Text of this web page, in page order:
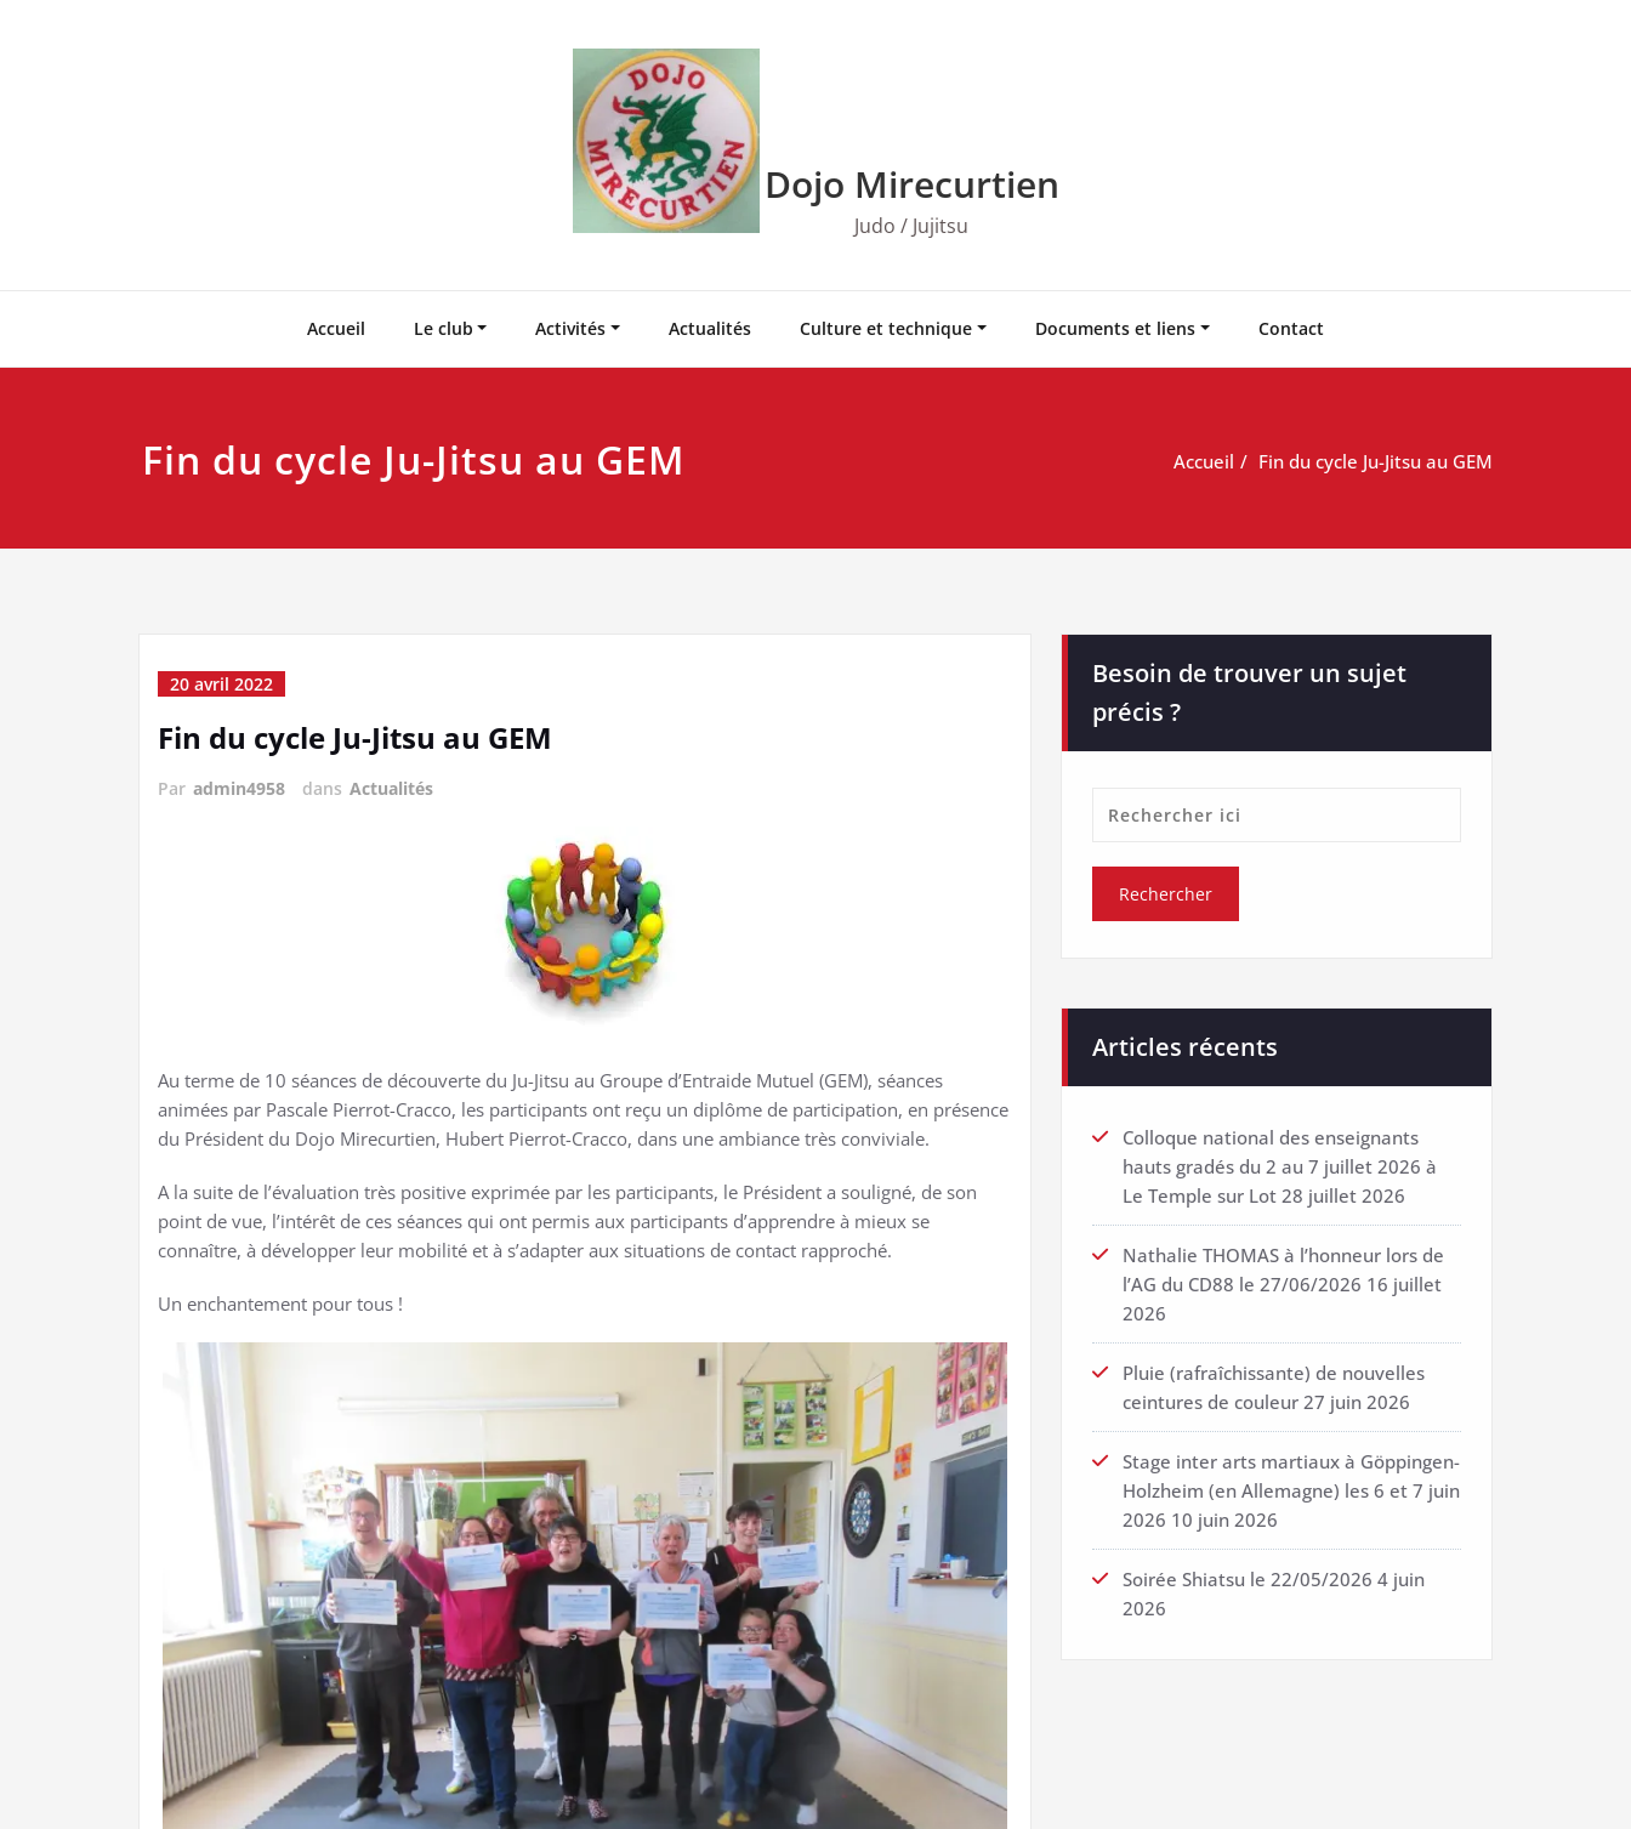
Dojo Mirecurtien
Judo / Jujitsu
Accueil Le club Activités Actualités Culture et technique Documents et liens Contact
Fin du cycle Ju-Jitsu au GEM Accueil Fin du cycle Ju-Jitsu au GEM
20 avril 2022
Fin du cycle Ju-Jitsu au GEM
Par admin4958 dans Actualités
Au terme de 10 séances de découverte du Ju-Jitsu au Groupe d’Entraide Mutuel (GEM), séances
animées par Pascale Pierrot-Cracco, les participants ont reçu un diplôme de participation, en présence
du Président du Dojo Mirecurtien, Hubert Pierrot-Cracco, dans une ambiance très conviviale.
A la suite de l’évaluation très positive exprimée par les participants, le Président a souligné, de son
point de vue, l’intérêt de ces séances qui ont permis aux participants d’apprendre à mieux se
connaître, à développer leur mobilité et à s’adapter aux situations de contact rapproché.
Un enchantement pour tous !
Besoin de trouver un sujet
précis ?
Articles récents
Colloque national des enseignants
hauts gradés du 2 au 7 juillet 2026 à
Le Temple sur Lot 28 juillet 2026
Nathalie THOMAS à l’honneur lors de
l’AG du CD88 le 27/06/2026 16 juillet
2026
Pluie (rafraîchissante) de nouvelles
ceintures de couleur 27 juin 2026
Stage inter arts martiaux à Göppingen-
Holzheim (en Allemagne) les 6 et 7 juin
2026 10 juin 2026
Soirée Shiatsu le 22/05/2026 4 juin
2026